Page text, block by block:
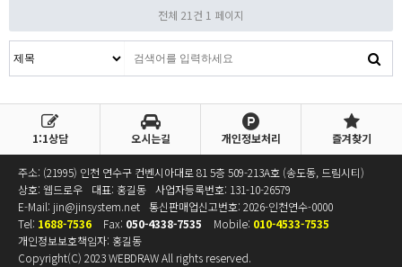
전체 21건 1 페이지
1:1상담 오시는길 개인정보처리 즐겨찾기
주소: (21995) 인천 연수구 컨벤시아대로 81 5층 509-213A호 (송도동, 드림시티)
상호: 웹드로우
대표: 홍길동 사업자등록번호: 131-10-26579
E-Mail: jin@jinsystem.net 통신판매업신고번호: 2026-인천연수-0000
Tel: 1688-7536 Fax: 050-4338-7535 Mobile: 010-4533-7535
개인정보보호책임자: 홍길동
Copyright(C) 2023WEBDRAWAll rights reserved.